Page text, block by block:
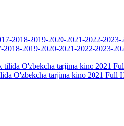
2019-2020-2021-2022-2023-
O'zbekcha tarjima kino 2021 Full